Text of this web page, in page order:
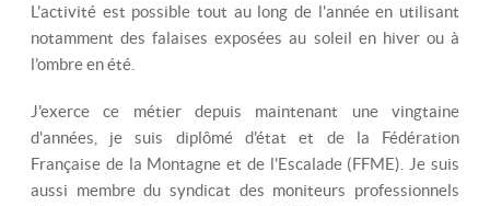
L'activité est possible tout au long de l'année en utilisant
notamment des falaises exposées au soleil en hiver ou à
l'ombre en été.
J'exerce ce métier depuis maintenant une vingtaine
d'années, je suis diplômé d'état et de la Fédération
Française de la Montagne et de l'Escalade (FFME). Je suis
aussi membre du syndicat des moniteurs professionnels